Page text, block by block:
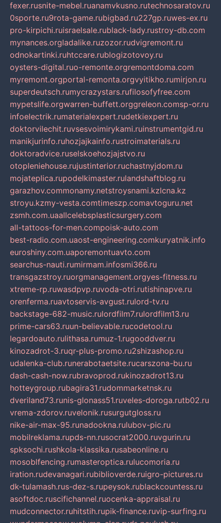
fexer.rusnite-mebel.ruanamvkusno.rutechnosaratov.ru
0sporte.ru9rota-game.rubigbad.ru227gp.ruwes-ex.ru
pro-kirpichi.ruisraelsale.rublack-lady.rustroy-db.com
mynances.orgladalike.ruzozor.rudvigremont.ru
odnokartinki.ruhtccare.rublogizotovoy.ru
oysters-digital.ruo-remonte.orgremontdoma.com
myremont.orgportal-remonta.orgvyitikho.rumirjon.ru
superdeutsch.rumycrazystars.rufilosofyfree.com
mypetslife.orgwarren-buffett.orggreleon.comsp-or.ru
infoelectrik.rumaterialexpert.rudetkiexpert.ru
doktorvilechit.ruvsesvoimirykami.ruinstrumentgid.ru
manikjurinfo.ruhozjajkainfo.rustroimaterials.ru
doktoradvice.ruselskoehozjajstvo.ru
otopleniehouse.rujustinterior.ruchastnyjdom.ru
mojateplica.rupodelkimaster.rulandshaftblog.ru
garazhov.commonamy.netstroysnami.kzlcna.kz
stroyu.kzmy-vesta.comtimeszp.comavtoguru.net
zsmh.com.uaallcelebsplasticsurgery.com
all-tattoos-for-men.compoisk-auto.com
best-radio.com.uaost-engineering.comkuryatnik.info
euroshiny.com.uaporemontuavto.com
searchus-nauti.rumirmam.infosmi366.ru
transgazstroy.ruorgmanagement.orgyes-fitness.ru
xtreme-rp.ruwasdpvp.ruvoda-otri.rutishinapve.ru
orenferma.ruavtoservis-avgust.rulord-tv.ru
backstage-682-music.rulordfilm7.rulordfilm13.ru
prime-cars63.ruun-believable.rucodetool.ru
legardoauto.rulithasa.rumuz-1.rugooddver.ru
kinozadrot-3.ruqr-plus-promo.ru2shizashop.ru
udalenka-club.runerabotaetsite.rucarszona-bu.ru
dash-cash-now.rubravoprod.rukinozadrot13.ru
hotteygroup.rubagira31.rudommarketnsk.ru
dveriland73.runis-glonass51.ruveles-doroga.rutb02.ru
vrema-zdorov.ruvelonik.rusurgutgloss.ru
nike-air-max-95.runadookna.rulubov-pic.ru
mobilreklama.rupds-nn.rusocrat2000.ruvgurin.ru
spksochi.rushkola-klassika.rusabeonline.ru
mosoblfencing.rumasteroptica.rulucomoria.ru
iration.rudevanagari.rubiblioverde.ruigro-pictures.ru
dk-tulamash.rus-dez-s.rupeysok.rublackcountess.ru
asoftdoc.ruscifichannel.ruocenka-appraisal.ru
mudconnector.ruhitstih.rupik-finance.ruvip-surfing.ru